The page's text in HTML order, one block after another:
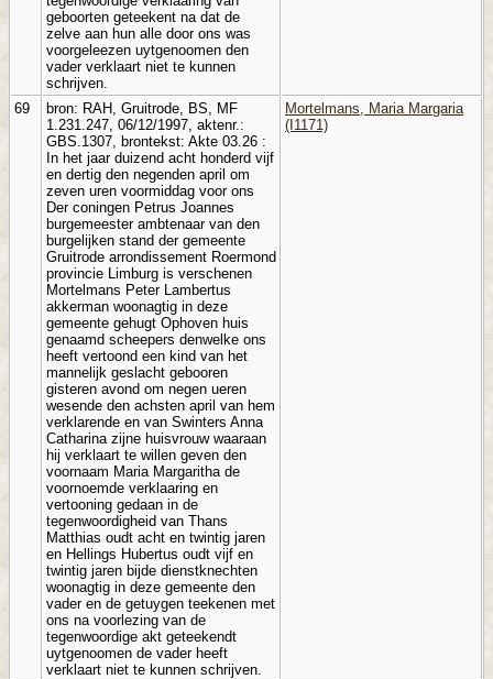
geboorten geteekent na dat de
zelve aan hun alle door ons was
voorgeleezen uytgenoomen den
vader verklaart niet te kunnen
schrijven.
69
bron: RAH, Gruitrode, BS, MF
1.231.247, 06/12/1997, aktenr.:
GBS.1307, brontekst: Akte 03.26 :
In het jaar duizend acht honderd vijf
en dertig den negenden april om
zeven uren voormiddag voor ons
Der coningen Petrus Joannes
burgemeester ambtenaar van den
burgelijken stand der gemeente
Gruitrode arrondissement Roermond
provincie Limburg is verschenen
Mortelmans Peter Lambertus
akkerman woonagtig in deze
gemeente gehugt Ophoven huis
genaamd scheepers denwelke ons
heeft vertoond een kind van het
mannelijk geslacht gebooren
gisteren avond om negen ueren
wesende den achsten april van hem
verklarende en van Swinters Anna
Catharina zijne huisvrouw waaraan
hij verklaart te willen geven den
voornaam Maria Margaritha de
voornoemde verklaaring en
vertooning gedaan in de
tegenwoordigheid van Thans
Matthias oudt acht en twintig jaren
en Hellings Hubertus oudt vijf en
twintig jaren bijde dienstknechten
woonagtig in deze gemeente den
vader en de getuygen teekenen met
ons na voorlezing van de
tegenwoordige akt geteekendt
uytgenoomen de vader heeft
verklaart niet te kunnen schrijven.
Mortelmans, Maria Margaria
(I1171)